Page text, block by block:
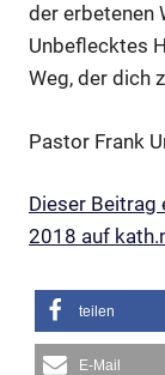
der erbetenen
Unbeflecktes
Weg, der dich
Pastor Frank
Dieser Beitrag
2018 auf
teilen
E-Mail